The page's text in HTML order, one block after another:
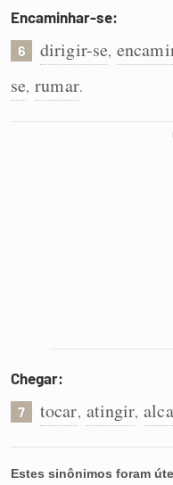
Encaminhar-se:
6 dirigir-se,
se, rumar.
Chegar:
7 tocar, atingir,
Estes sinônimos foram